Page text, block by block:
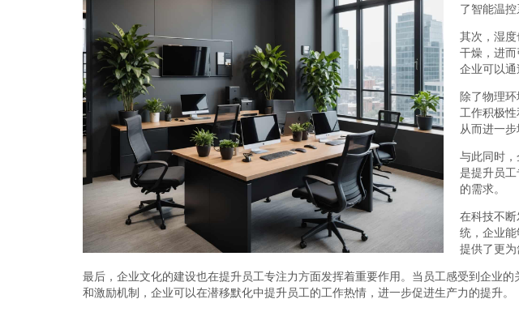
了智能温
其次，湿
干燥，进
企业可以通
除了物理
工作积极
从而进一
与此同时
是提升员
的需求。
在科技不
统，企业
提供了更为
最后，企业文化的建设也在提升员工专注力方面发挥着重要作用。当员工感受到企业
和激励机制，企业可以在潜移默化中提升员工的工作热情，进一步促进生产力的提升。